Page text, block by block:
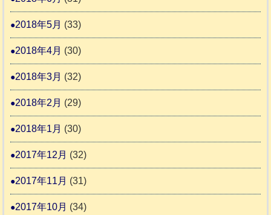
2018年5月 (33)
2018年4月 (30)
2018年3月 (32)
2018年2月 (29)
2018年1月 (30)
2017年12月 (32)
2017年11月 (31)
2017年10月 (34)